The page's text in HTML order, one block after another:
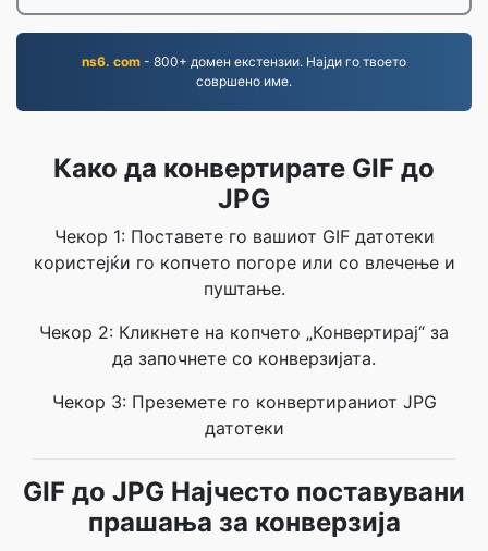
ns6. com - 800+ домен екстензии. Најди го твоето
совршено име.
Како да конвертирате GIF до
JPG
Чекор 1: Поставете го вашиот GIF датотеки
користејќи го копчето погоре или со влечење и
пуштање.
Чекор 2: Кликнете на копчето „Конвертирај“ за
да започнете со конверзијата.
Чекор 3: Преземете го конвертираниот JPG
датотеки
GIF до JPG Најчесто поставувани
прашања за конверзија